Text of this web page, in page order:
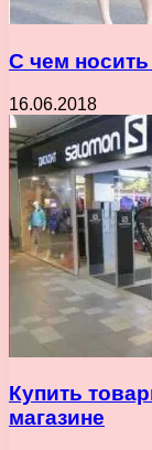
С чем носить
16.06.2018
Купить
магазине